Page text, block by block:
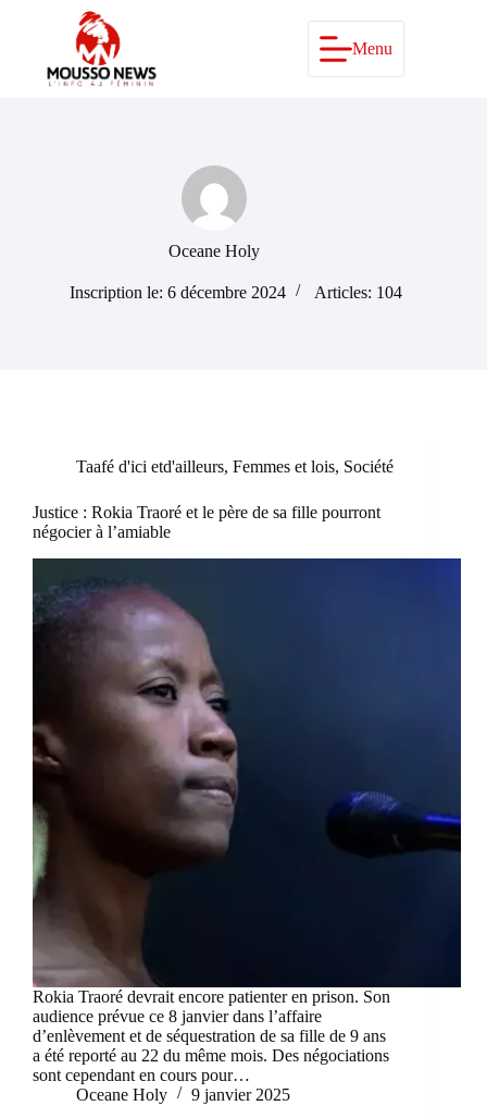
Menu
Oceane Holy
Inscription le: 6 décembre 2024 Articles: 104
Taafé d'ici etd'ailleurs, Femmes et lois, Société
Justice : Rokia Traoré et le père de sa fille pourront
négocier à l’amiable
Rokia Traoré devrait encore patienter en prison. Son
audience prévue ce 8 janvier dans l’affaire
d’enlèvement et de séquestration de sa fille de 9 ans
a été reporté au 22 du même mois. Des négociations
sont cependant en cours pour…
Oceane Holy
9 janvier 2025